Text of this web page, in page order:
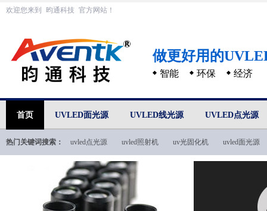
欢迎您来到 昀通科技 官方网站！
做更好用的
智能 环保 经济
首页 UVLED面光源 UVLED线光源 UVLED点光源
uvled技术文档
热门关键词搜索： uvled点光源 uvled照射机 uv光固化机 uvled面光源